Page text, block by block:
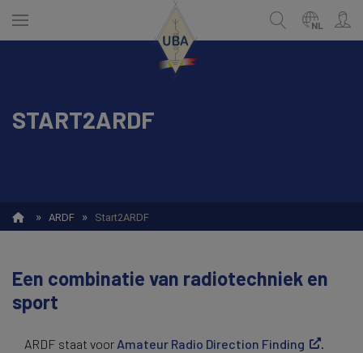
NL
ENGLISH
Zoek
START2ARDF
» ARDF » Start2ARDF
Een combinatie van radiotechniek en
sport
ARDF staat voor Amateur Radio Direction Finding
.